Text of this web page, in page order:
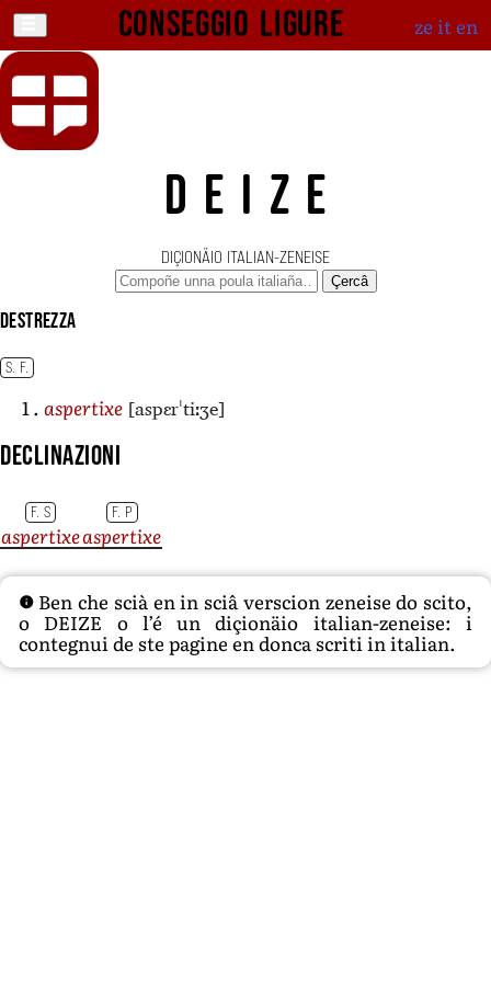
Conseggio ligure ze iten
DEIZE
DIÇIONÄIO ITALIAN-ZENEISE
Çercâ
destrezza
S. F.
aspertixe [aspɛrˈtiːʒe]
Declinazioni
F. S F. P
aspertixeaspertixe
Ben che scià en in sciâ verscion zeneise do scito,
o DEIZE o l’é un diçionäio italian-zeneise: i
contegnui de ste pagine en donca scriti in italian.